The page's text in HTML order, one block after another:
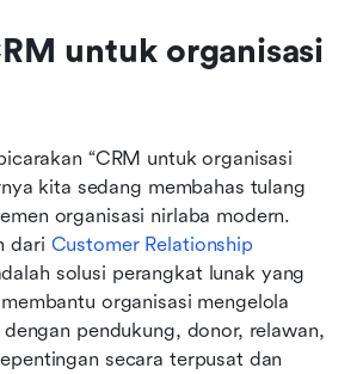
untuk organisasi
“CRM untuk organisasi
kita sedang membahas tulang
organisasi nirlaba modern.
dari Customer Relationship
solusi perangkat lunak yang
organisasi mengelola
pendukung, donor, relawan,
secara terpusat dan